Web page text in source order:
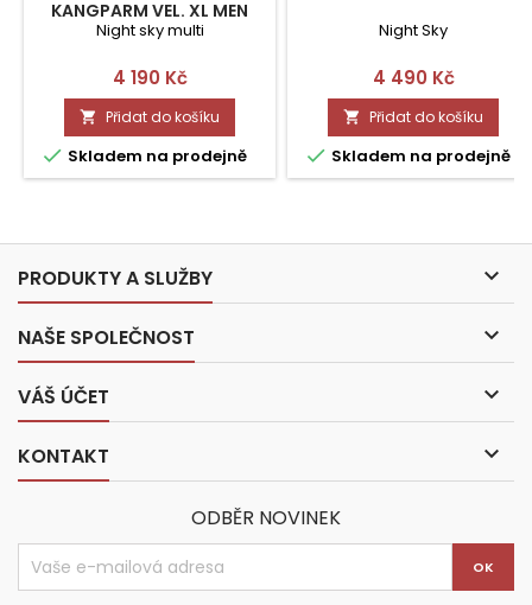
KANGPARM VEL. XL MEN
ACTIVEWEAR
Night sky multi
Cena
4 190 Kč
 Přidat do košíku
 Skladem na prodejně
Night Sky
Cena
4 490 Kč
 Přidat do košíku
 Skladem na prodejně
PRODUKTY A SLUŽBY 
NAŠE SPOLEČNOST 
VÁŠ ÚČET 
KONTAKT 
ODBĚR NOVINEK